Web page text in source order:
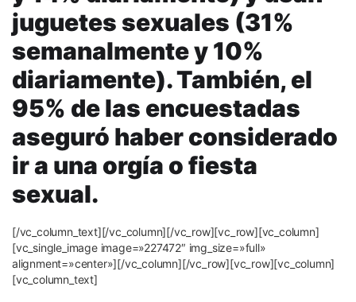
juguetes sexuales (31%
semanalmente y 10%
diariamente). También, el
95% de las encuestadas
aseguró haber considerado
ir a una orgía o fiesta
sexual.
[/vc_column_text][/vc_column][/vc_row][vc_row][vc_column]
[vc_single_image image=»227472″ img_size=»full»
alignment=»center»][/vc_column][/vc_row][vc_row][vc_column]
[vc_column_text]